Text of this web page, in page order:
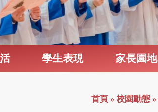
學生表現 家長園地
首頁 » 校園動態»